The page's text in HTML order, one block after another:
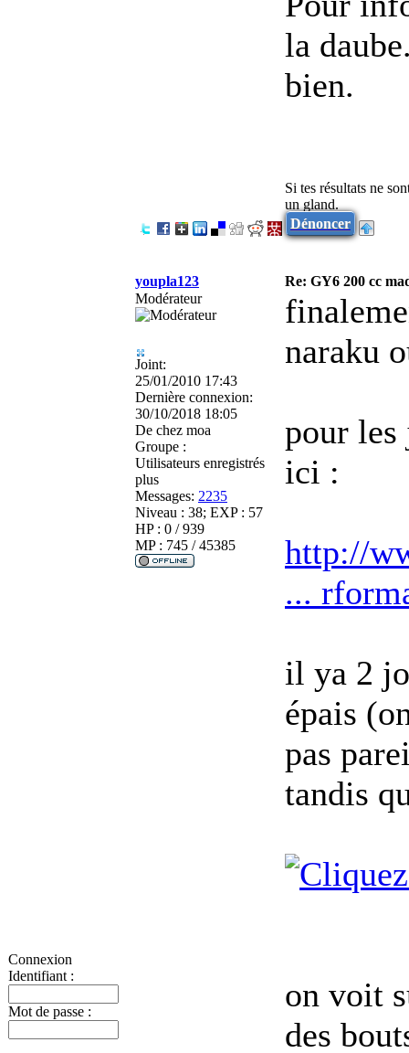
Connexion
Identifiant :
Mot de passe :
la
bien.
Si tes résultats ne
un gland.
Dénoncer
youpla123
Re: GY6 200 cc
Modérateur
Joint:
25/01/2010 17:43
Dernière connexion:
30/10/2018 18:05
De chez moa
Groupe :
Utilisateurs enregistrés
plus
Messages: 2235
Niveau : 38; EXP : 57
HP : 0 / 939
MP : 745 / 45385
naraku
pour
ici :
http://
...
il ya 2
épais
pas
tandis
on voit
des